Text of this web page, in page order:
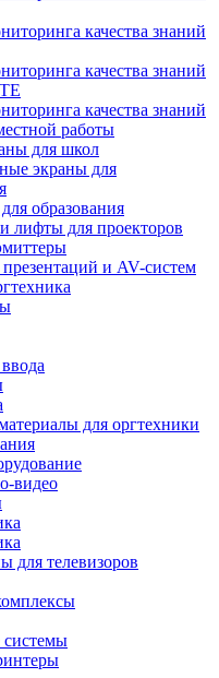
качества знаний
качества знаний
качества знаний
работы
для школ
экраны для
образования
лифты для проекторов
и AV-систем
для оргтехники
видео
для телевизоров
системы